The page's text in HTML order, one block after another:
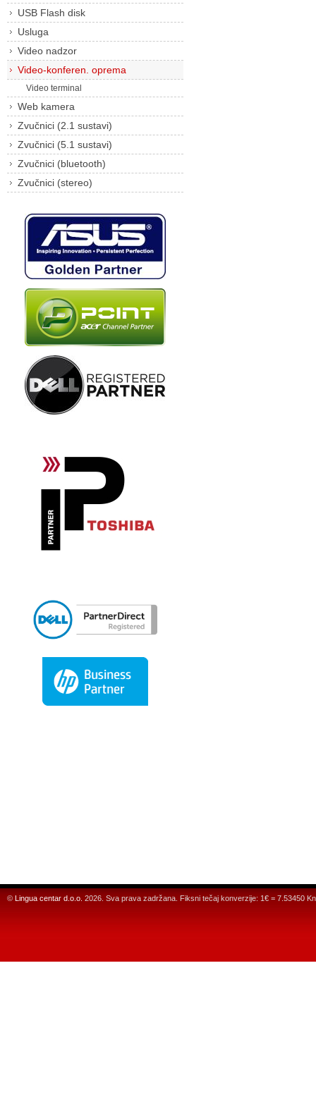
USB Flash disk
Usluga
Video nadzor
Video-konferen. oprema
Video terminal
Web kamera
Zvučnici (2.1 sustavi)
Zvučnici (5.1 sustavi)
Zvučnici (bluetooth)
Zvučnici (stereo)
© Lingua centar d.o.o. 2026. Sva prava zadržana. Fiksni tečaj konverzije: 1€ = 7.53450 Kn